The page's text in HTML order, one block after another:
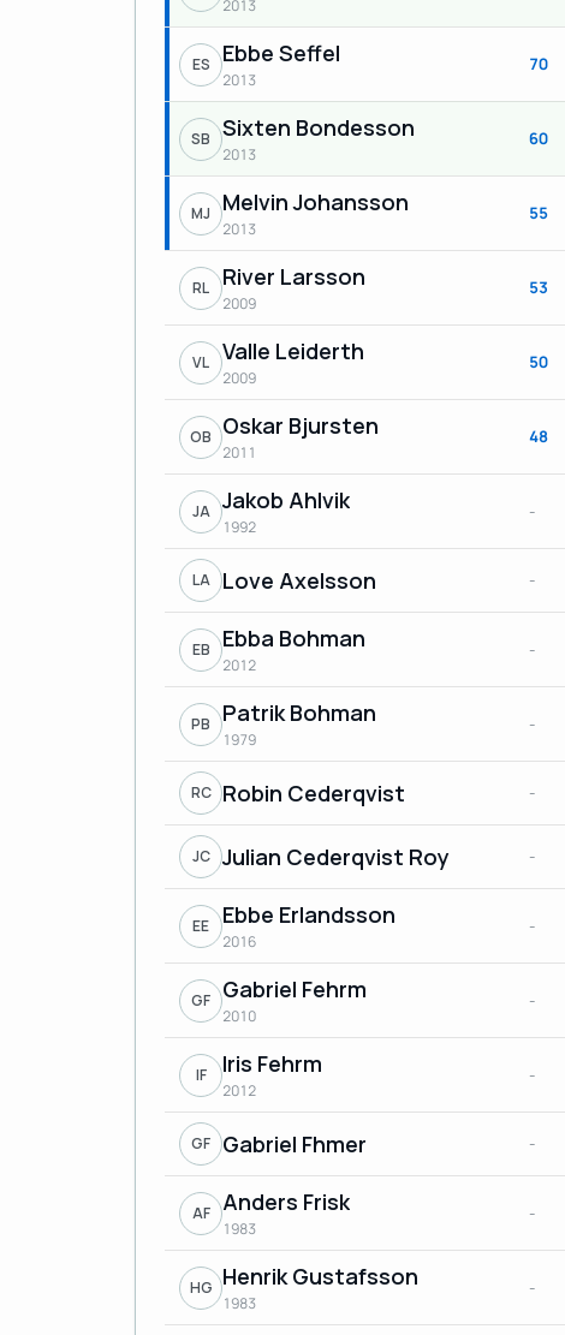
2013
ES Ebbe Seffel
2013
70
SB Sixten Bondesson
2013
60
MJ Melvin Johansson
2013
55
RL River Larsson
2009
53
VL Valle Leiderth
2009
50
OB Oskar Bjursten
2011
48
JA Jakob Ahlvik
1992
-
LA Love Axelsson -
EB Ebba Bohman
2012
-
PB Patrik Bohman
1979
-
RC Robin Cederqvist -
JC Julian Cederqvist Roy -
EE Ebbe Erlandsson
2016
-
GF Gabriel Fehrm
2010
-
IF Iris Fehrm
2012
-
GF Gabriel Fhmer -
AF Anders Frisk
1983
-
HG Henrik Gustafsson
1983
-